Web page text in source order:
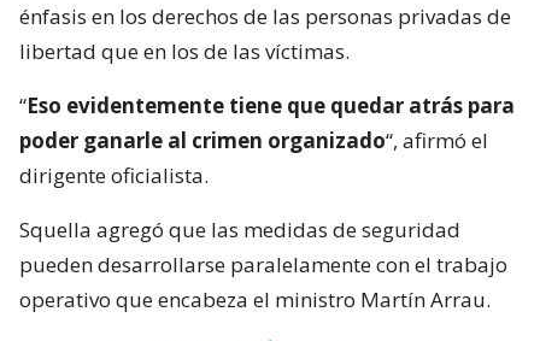
énfasis en los derechos de las personas privadas de
libertad que en los de las víctimas.
“Eso evidentemente tiene que quedar atrás para
poder ganarle al crimen organizado“, afirmó el
dirigente oficialista.
Squella agregó que las medidas de seguridad
pueden desarrollarse paralelamente con el trabajo
operativo que encabeza el ministro Martín Arrau.